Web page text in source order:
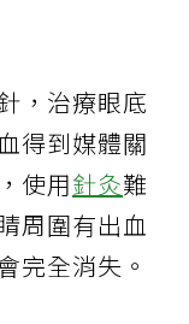
，治療眼底
得到媒體關
使用針灸難
周圍有出血
完全消失。